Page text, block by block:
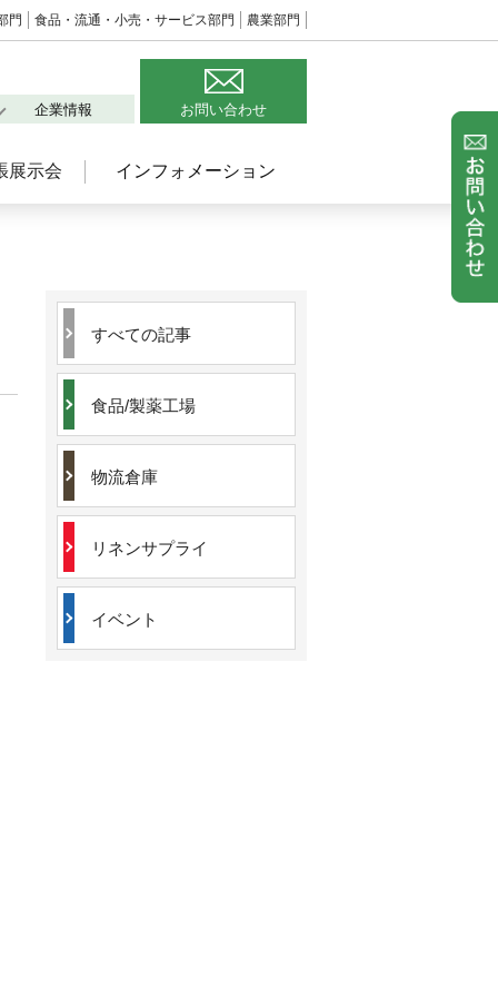
門 食品・流通・小売・サービス部門 農業部門
企業情報 お問い合わせ
展示会 インフォメーション
すべての記事
食品/製薬工場
物流倉庫
リネンサプライ
イベント